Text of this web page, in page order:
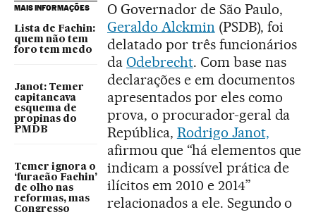
MAIS INFORMAÇÕES
Lista de Fachin:
quem não tem
foro tem medo
Janot: Temer
capitaneava
esquema de
propinas do
PMDB
Temer ignora o
‘furacão Fachin’
de olho nas
reformas, mas
Congresso
O Governador de São Paulo,
Geraldo Alckmin (PSDB), foi
delatado por três funcionários
da Odebrecht. Com base nas
declarações e em documentos
apresentados por eles como
prova, o procurador-geral da
República, Rodrigo Janot,
afirmou que “há elementos que
indicam a possível prática de
ilícitos em 2010 e 2014”
relacionados a ele. Segundo o